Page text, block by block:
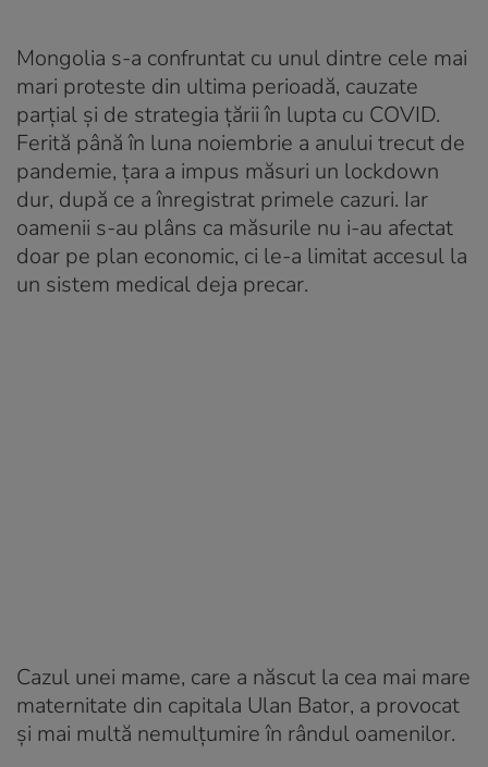
Mongolia s-a confruntat cu unul dintre cele mai
mari proteste din ultima perioadă, cauzate
parțial și de strategia țării în lupta cu COVID.
Ferită până în luna noiembrie a anului trecut de
pandemie, țara a impus măsuri un lockdown
dur, după ce a înregistrat primele cazuri. Iar
oamenii s-au plâns ca măsurile nu i-au afectat
doar pe plan economic, ci le-a limitat accesul la
un sistem medical deja precar.
Cazul unei mame, care a născut la cea mai mare
maternitate din capitala Ulan Bator, a provocat
și mai multă nemulțumire în rândul oamenilor.